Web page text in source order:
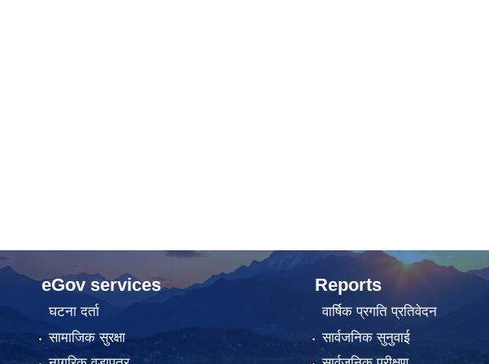
eGov services
घटना दर्ता
सामाजिक सुरक्षा
Reports
वार्षिक प्रगति प्रतिवेदन
सार्वजनिक सुनुवाई